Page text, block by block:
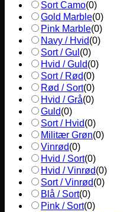
Sort Camo(0)
Gold Marble(0)
Pink Marble(0)
Navy / Hvid(0)
Sort / Gul (0)
Hvid / Guld(0)
Sort / Rød(0)
Rød / Sort(0)
Hvid / Grå(0)
Guld(0)
Sort / Hvid(0)
Militær Grøn(0)
Vinrød(0)
Hvid / Sort(0)
Hvid / Vinrød(0)
Sort / Vinrød(0)
Blå / Sort(0)
Pink / Sort(0)